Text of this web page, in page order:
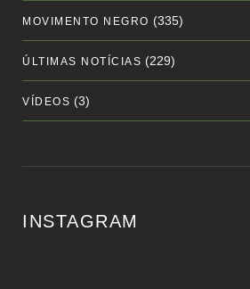
MOVIMENTO NEGRO (335)
ÚLTIMAS NOTÍCIAS (229)
VÍDEOS (3)
INSTAGRAM